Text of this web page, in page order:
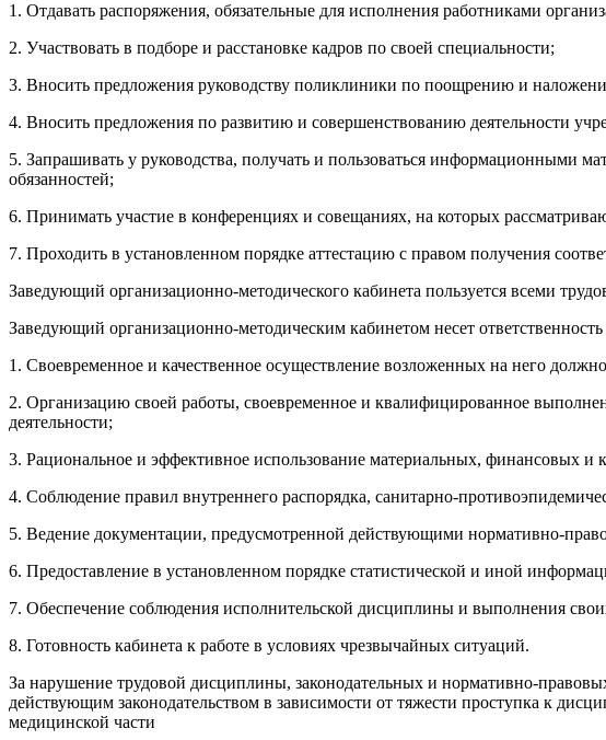
1. Отдавать распоряжения, обязательные для исполнения работниками
2. Участвовать в подборе и расстановке кадров по своей специальности;
3. Вносить предложения руководству поликлиники по поощрению и
4. Вносить предложения по развитию и совершенствованию деятельности
5. Запрашивать у руководства, получать и пользоваться информационными
обязанностей;
6. Принимать участие в конференциях и совещаниях, на которых
7. Проходить в установленном порядке аттестацию с правом получения
Заведующий организационно-методического кабинета пользуется всеми
Заведующий организационно-методическим кабинетом несет ответственность
1. Своевременное и качественное осуществление возложенных на него
2. Организацию своей работы, своевременное и квалифицированное
деятельности;
3. Рациональное и эффективное использование материальных, финансовых и
4. Соблюдение правил внутреннего распорядка, санитарно-
5. Ведение документации, предусмотренной действующими нормативно-
6. Предоставление в установленном порядке статистической и иной
7. Обеспечение соблюдения исполнительской дисциплины и выполнения
8. Готовность кабинета к работе в условиях чрезвычайных ситуаций.
За нарушение трудовой дисциплины, законодательных и нормативно-
действующим законодательством в зависимости от тяжести проступка к
медицинской части